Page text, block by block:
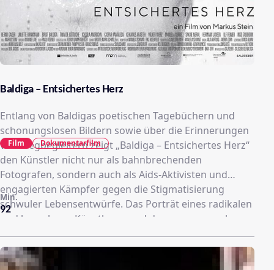
Baldiga – Entsichertes Herz
Entlang von Baldigas poetischen Tagebüchern und
schonungslosen Bildern sowie über die Erinnerungen
von Wegbegleitern zeigt „Baldiga – Entsichertes Herz“
den Künstler nicht nur als bahnbrechenden
Fotografen, sondern auch als Aids-Aktivisten und
engagierten Kämpfer gegen die Stigmatisierung
schwuler Lebensentwürfe. Das Porträt eines radikalen
und komplexen Künstlers – und der sagenumwobenen
queeren West-Berliner Szene der 80er und frühen 90er
Jahre, die Baldiga so einfühlsam und authentisch
fotografisch einfing wie niemand sonst.
92
Min.
Film Dokumentarfilm